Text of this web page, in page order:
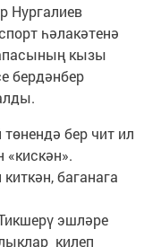
Нургалиев
һәлакәтенә
кызы
бердәнбер
бер чит ил
баганага
эшләре
килеп